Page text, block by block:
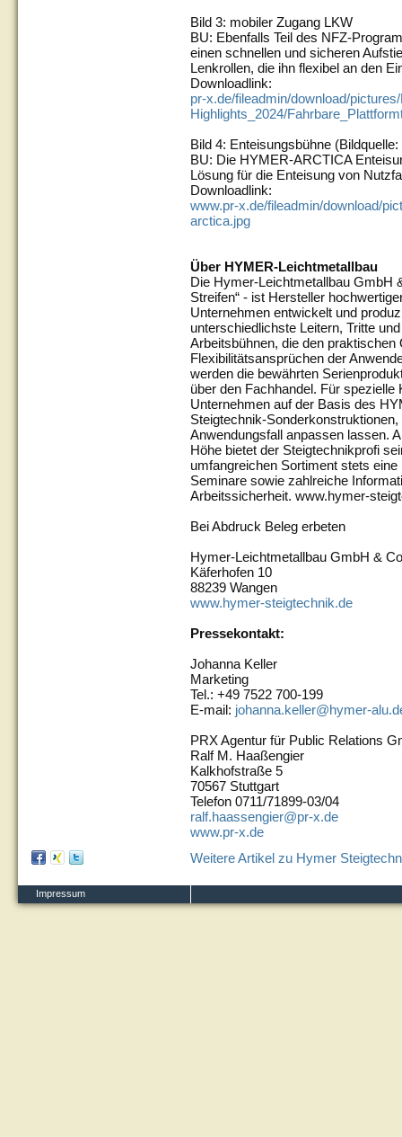
Bild 3: mobiler Zugang LKW
BU: Ebenfalls Teil des NFZ-
einen schnellen und sicheren
Lenkrollen, die ihn flexibel an den
Downloadlink:
pr-x.de/fileadmin/download/
Highlights_2024/
Bild 4: Enteisungsbühne
BU: Die HYMER-ARCTICA
Lösung für die Enteisung von
Downloadlink:
www.pr-x.de/fileadmin/download/
arctica.jpg
Über HYMER-Leichtmetallbau
Die Hymer-Leichtmetallbau GmbH
Streifen“ - ist Hersteller
Unternehmen entwickelt und
unterschiedlichste Leitern, Tritte
Arbeitsbühnen, die den
Flexibilitätsansprüchen der
werden die bewährten
über den Fachhandel. Für spezielle
Unternehmen auf der Basis des
Steigtechnik-
Anwendungsfall anpassen lassen.
Höhe bietet der Steigtechnikprofi
umfangreichen Sortiment stets
Seminare sowie zahlreiche
Arbeitssicherheit. www.hymer-
Bei Abdruck Beleg erbeten
Hymer-Leichtmetallbau GmbH &
Käferhofen 10
88239 Wangen
www.hymer-steigtechnik.de
Pressekontakt:
Johanna Keller
Marketing
Tel.: +49 7522 700-199
E-mail: johanna.keller@hymer-
PRX Agentur für Public Relations
Ralf M. Haaßengier
Kalkhofstraße 5
70567 Stuttgart
Telefon 0711/71899-03/04
ralf.haassengier@pr-x.de
www.pr-x.de
Weitere Artikel zu Hymer
Impressum